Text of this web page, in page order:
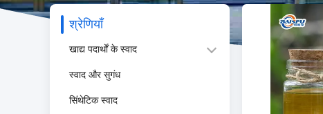
श्रेणियाँ
खाद्य पदार्थों के स्वाद
स्वाद और सुगंध
सिंथेटिक स्वाद